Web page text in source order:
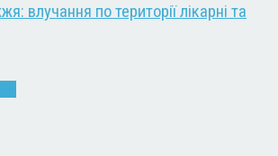
влучання по території лікарні та